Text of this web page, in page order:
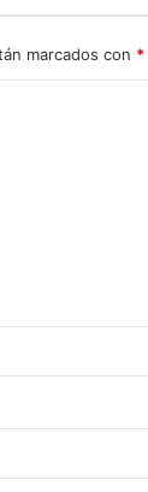
marcados con *